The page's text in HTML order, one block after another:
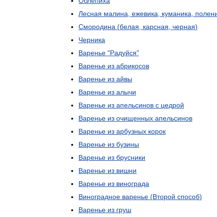
Лесная малина ежевика куманика
Смородина (белая карсная черная)
Черника
Варенье "Радуйся"
Варенье из абрикосов
Варенье из айвы
Варенье из алычи
Варенье из апельсинов с цедрой
Варенье из очищенных апельсинов
Варенье из арбузных корок
Варенье из бузины
Варенье из брусники
Варенье из вишни
Варенье из винограда
Виноградное варенье (Второй способ)
Варенье из груш